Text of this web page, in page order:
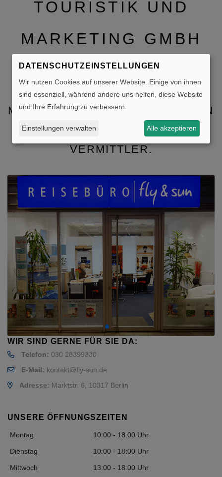
TOURISTIK UND
MARKETING GMBH
Gerne beraten wir Sie zu Ihrem Traumurlaub
FLY & SUN TOURISTIK UND
MARKETING GMBH IST BEI ALLEN
ANGEBOTENEN
REISELEISTUNGEN NUR
VERMITTLER.
WIR SIND GERNE FÜR SIE DA:
Telefon: 030 28399330
E-Mail: kontakt@fly-sun.de
Adresse: Marktstr. 6, 10317 Berlin
UNSERE ÖFFNUNGSZEITEN
Montag 10:00 - 18:00 Uhr
Dienstag 10:00 - 18:00 Uhr
Mittwoch 13:00 - 18:00 Uhr
DATENSCHUTZEINSTELLUNGEN
Wir nutzen Cookies auf unserer Website. Einige von ihnen
sind essenziell, während andere uns helfen, diese Website
und Ihre Erfahrung zu verbessern.
Einstellungen verwalten Alle akzeptieren